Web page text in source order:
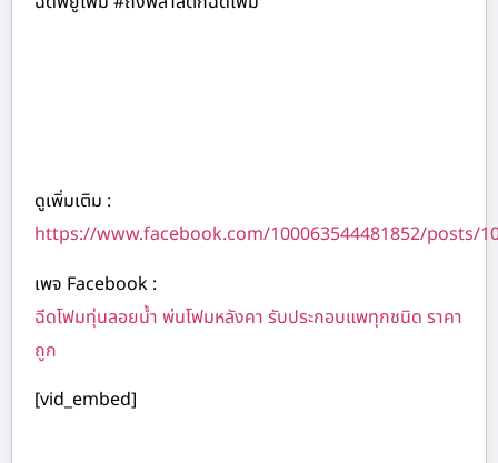
ดูเพิ่มเติม :
https://www.facebook.com/100063544481852/posts/
เพจ Facebook :
ฉีดโฟมทุ่นลอยน้ำ พ่นโฟมหลังคา รับประกอบแพทุกชนิด ราคา
ถูก
[vid_embed]